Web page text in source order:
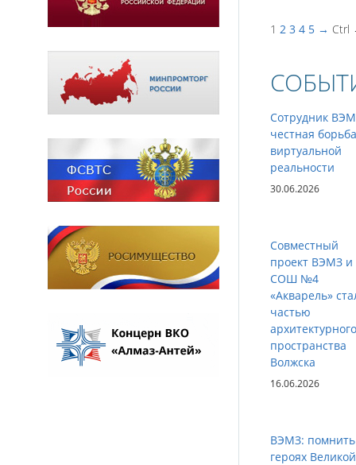
1 2 3 4 5 → Ctrl
Сотрудник
честная
виртуальной
реальности
30.06.2026
Совместный
проект ВЭМЗ и
СОШ №4
«Акварель»
частью
архитектурного
пространства
Волжска
16.06.2026
ВЭМЗ:
героях Великой